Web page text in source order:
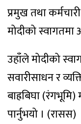
प्रमुख तथा
मोदीको स्वागतमा
उहाँले मोदीको
सवारीसाधन र
बाह्रबिघा
पार्नुभयो । (रासस)